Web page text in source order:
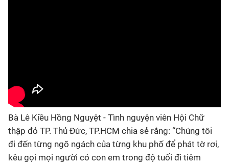
Bà Lê Kiều Hồng Nguyệt - Tình nguyện viên Hội Chữ
thập đỏ TP. Thủ Đức, TP.HCM chia sẻ rằng: “Chúng tôi
đi đến từng ngõ ngách của từng khu phố để phát tờ rơi,
kêu gọi mọi người có con em trong độ tuổi đi tiêm